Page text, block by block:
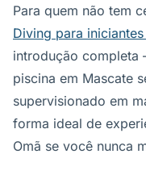
Para quem não tem
Diving para
introdução completa
piscina em Mascate
supervisionado em
forma ideal de
Omã se você nunca